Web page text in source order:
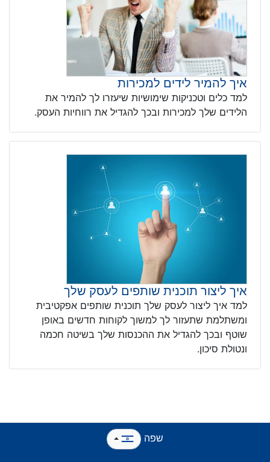
איך להמיר לידים למכירות
למד כלים וטכניקות שימושיות שיעזרו לך להמיר את
הלידים שלך למכירות ובכך להגדיל את רווחיות העסק.
איך ליצור תוכנית שותפים לעסק שלך
למד איך ליצור לעסק שלך תוכנית שותפים אפקטיבית
ומשתלמת שתעזור לך למשוך לקוחות חדשים באופן
שוטף ובכך להגדיל את ההכנסות שלך בשיטה חכמה
ונטולת סיכון.
שפה